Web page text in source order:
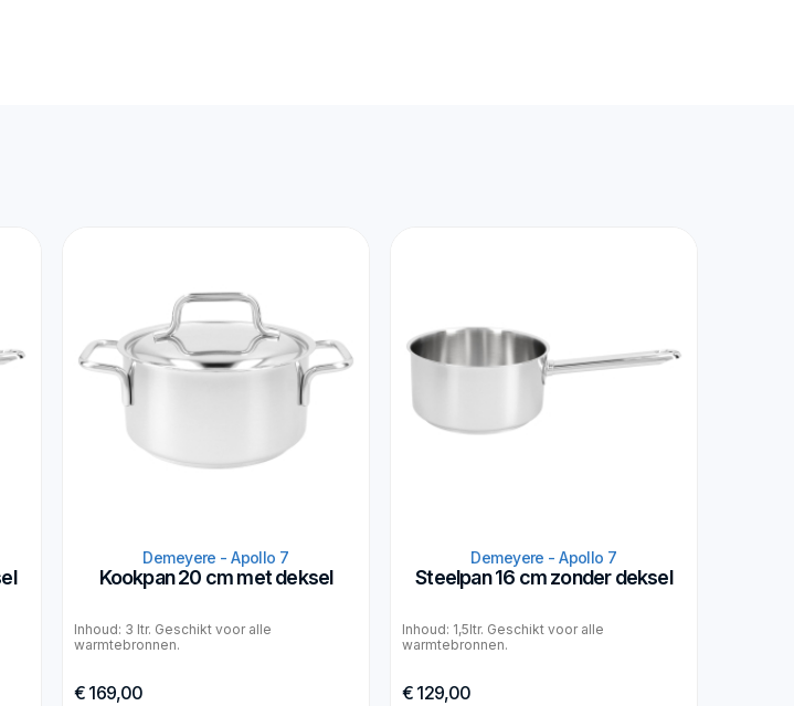
Demeyere - Apollo 7
Kookpan 20 cm met deksel
Inhoud: 3 ltr. Geschikt voor alle
warmtebronnen.
€ 169,00
Demeyere - Apollo 7
Steelpan 16 cm zonder deksel
Inhoud: 1,5ltr. Geschikt voor alle
warmtebronnen.
€ 129,00